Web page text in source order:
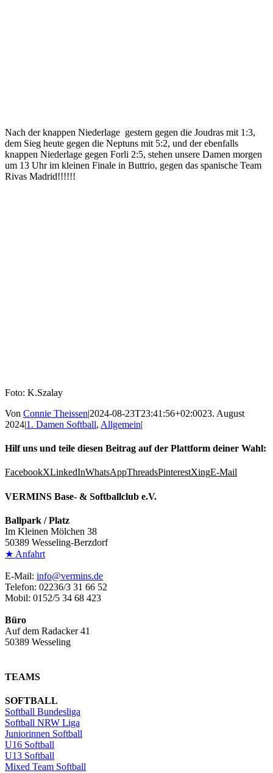
Nach der knappen Niederlage gestern gegen die Joudras mit 1:3,
dem Sieg heute gegen die Neptuns mit 5:2, und der ebenfalls
knappen Niederlage gegen Forli 2:5, stehen unsere Damen morgen
um 13 Uhr im kleinen Finale in Buttrio, gegen das spanische Team
Rivas Madrid!!!!!!
Foto: K.Szalay
Von Connie Theissen|2024-08-23T23:41:56+02:0023. August
2024|1. Damen Softball, Allgemein|
Hilf uns und teile diesen Beitrag auf der Plattform deiner Wahl:
FacebookXLinkedInWhatsAppThreadsPinterestXingE-Mail
VERMINS Base- & Softballclub e.V.
Ballpark / Platz
Im Kleinen Mölchen 38
50389 Wesseling-Berzdorf
★ Anfahrt
E-Mail: info@vermins.de
Telefon: 02236/3 31 66 52
Mobil: 0152/5 34 68 423
Büro
Auf dem Radacker 41
50389 Wesseling
TEAMS
SOFTBALL
Softball Bundesliga
Softball NRW Liga
Juniorinnen Softball
U16 Softball
U13 Softball
Mixed Team Softball